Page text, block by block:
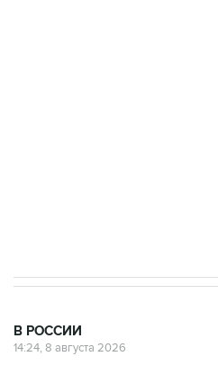
В РОССИИ
14:24, 8 августа 2026